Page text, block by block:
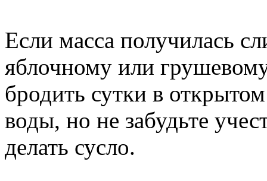
Если масса получилась
яблочному или
бродить сутки в
воды, но не забудьте
делать сусло.